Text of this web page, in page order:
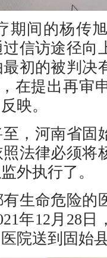
间的杨传旭
信访途径向
初的被判决
在提出再审
映。
，河南省固
法律必须将
外执行了。
命危险的
年12月28日
院送到固始